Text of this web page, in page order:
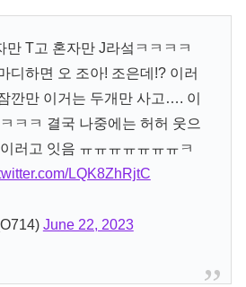
만 T고 혼자만 J라섴ㅋㅋㅋㅋ
디하면 오 조아! 조은데!? 이러
깐만 이거는 두개만 사고…. 이
ㅋㅋ 결국 나중에는 허허 웃으
러고 잇음 ㅠㅠㅠㅠㅠㅠㅠㅋ
LQK8ZhRjtC
June 22, 2023